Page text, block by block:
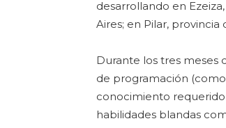
desarrollando en
Aires; en Pilar,
Durante los tres meses
de programación (como
conocimiento
habilidades blandas